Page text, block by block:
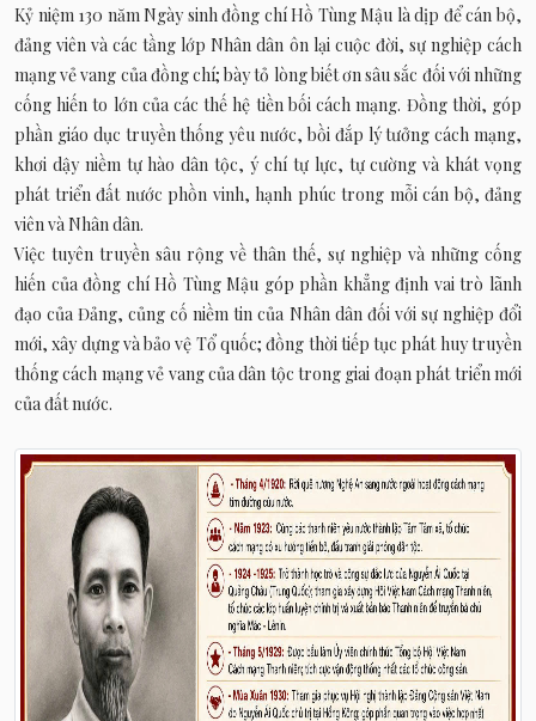
Kỷ niệm 130 năm Ngày sinh đồng chí Hồ Tùng Mậu là dịp để cán bộ,
đảng viên và các tầng lớp Nhân dân ôn lại cuộc đời, sự nghiệp cách
mạng vẻ vang của đồng chí; bày tỏ lòng biết ơn sâu sắc đối với những
cống hiến to lớn của các thế hệ tiền bối cách mạng. Đồng thời, góp
phần giáo dục truyền thống yêu nước, bồi đắp lý tưởng cách mạng,
khơi dậy niềm tự hào dân tộc, ý chí tự lực, tự cường và khát vọng
phát triển đất nước phồn vinh, hạnh phúc trong mỗi cán bộ, đảng
viên và Nhân dân.
Việc tuyên truyền sâu rộng về thân thế, sự nghiệp và những cống
hiến của đồng chí Hồ Tùng Mậu góp phần khẳng định vai trò lãnh
đạo của Đảng, củng cố niềm tin của Nhân dân đối với sự nghiệp đổi
mới, xây dựng và bảo vệ Tổ quốc; đồng thời tiếp tục phát huy truyền
thống cách mạng vẻ vang của dân tộc trong giai đoạn phát triển mới
của đất nước.